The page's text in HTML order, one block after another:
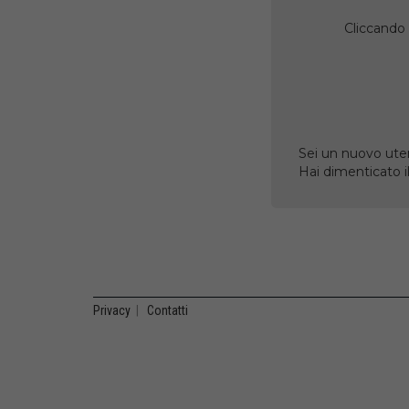
Sei un nuovo
Hai dimenticato
Privacy Contatti